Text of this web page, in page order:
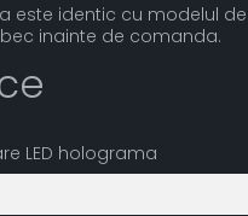
este identic cu modelul
inainte de comanda.
LED holograma